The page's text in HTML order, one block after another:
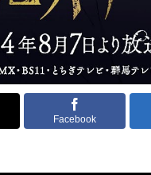
Facebook